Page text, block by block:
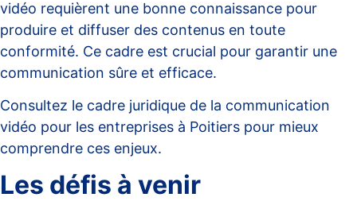
vidéo requièrent une bonne connaissance pour
produire et diffuser des contenus en toute
conformité. Ce cadre est crucial pour garantir une
communication sûre et efficace.
Consultez le cadre juridique de la communication
vidéo pour les entreprises à Poitiers pour mieux
comprendre ces enjeux.
Les défis à venir